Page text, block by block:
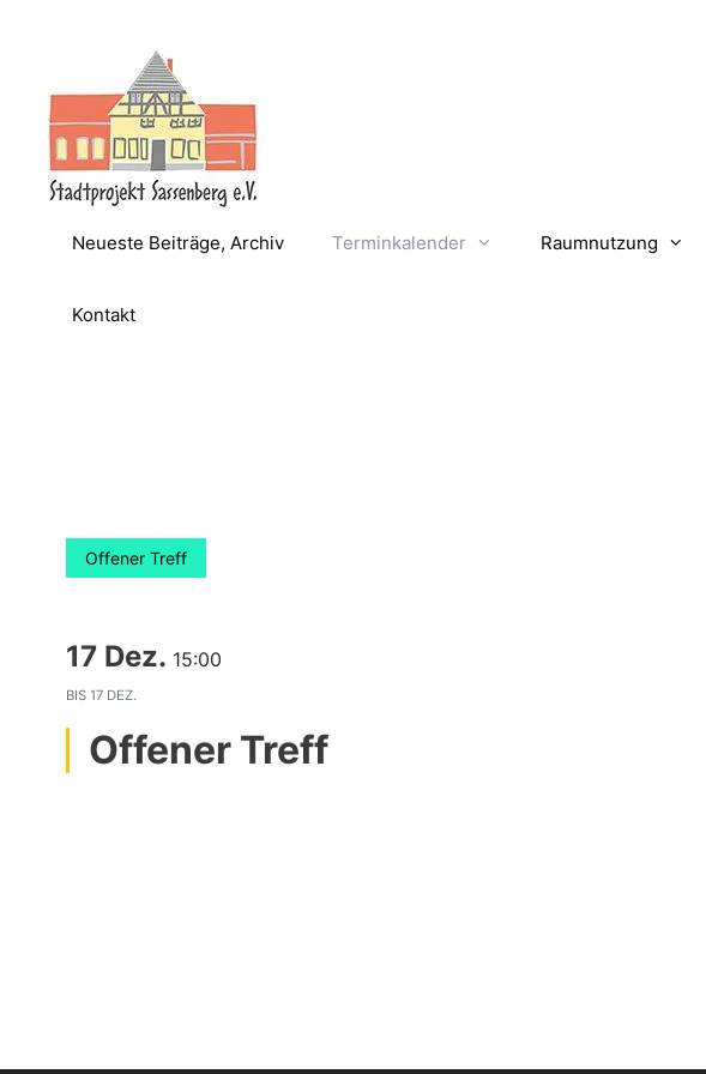
Neueste Beiträge, Archiv Terminkalender Raumnutzung
Kontakt
Offener Treff
17 Dez. 15:00
BIS 17 DEZ.
Offener Treff